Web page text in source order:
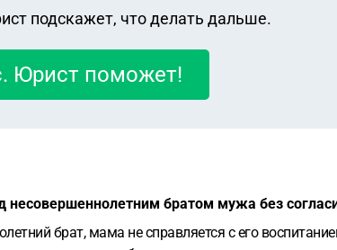
подскажет, что делать дальше.
Юрист поможет!
братом мужа без
брат, мама не справляется с его